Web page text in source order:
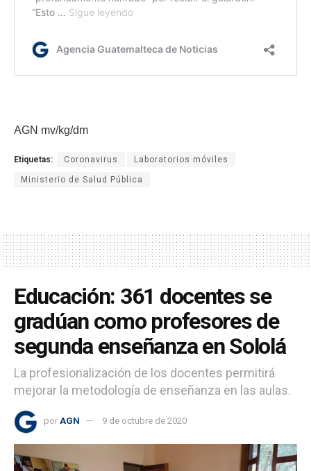
AGN mv/kg/dm
Etiquetas: Coronavirus Laboratorios móviles
Ministerio de Salud Pública
Educación: 361 docentes se
gradúan como profesores de
segunda enseñanza en Sololá
La profesionalización de los docentes permitirá
mejorar la metodología de enseñanza en las aulas.
por AGN 9 de octubre de 2020